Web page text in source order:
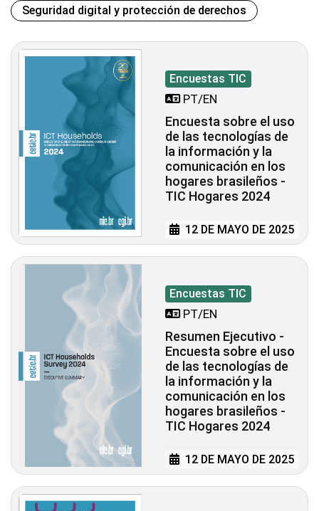
Seguridad digital y protección de derechos
Encuestas TIC
PT/EN
Encuesta sobre el uso
de las tecnologías de
la información y la
comunicación en los
hogares brasileños -
TIC Hogares 2024
12 DE MAYO DE 2025
Encuestas TIC
PT/EN
Resumen Ejecutivo -
Encuesta sobre el uso
de las tecnologías de
la información y la
comunicación en los
hogares brasileños -
TIC Hogares 2024
12 DE MAYO DE 2025